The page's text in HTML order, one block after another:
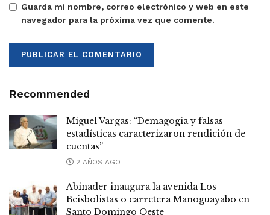
Guarda mi nombre, correo electrónico y web en este
navegador para la próxima vez que comente.
Recommended
Miguel Vargas: “Demagogia y falsas
estadísticas caracterizaron rendición de
cuentas”
2 AÑOS AGO
Abinader inaugura la avenida Los
Beisbolistas o carretera Manoguayabo en
Santo Domingo Oeste